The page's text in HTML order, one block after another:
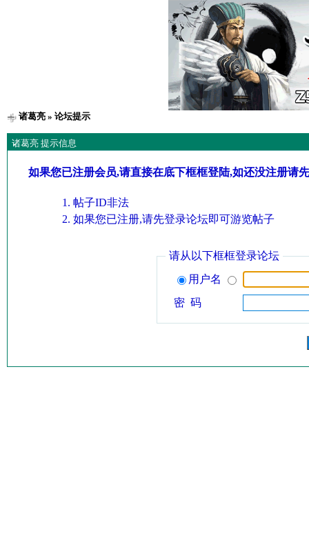
诸葛亮» 论坛提示
诸葛亮 提示信息
如果您已注册会员,请直接在底下框框登陆,如还没注册请
帖子ID非法
如果您已注册,请先登录论坛即可游览帖子
请从以下框框登录论坛
用户名
密 码